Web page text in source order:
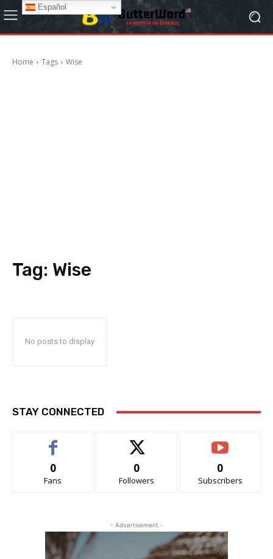
Home Tags Wise
Tag: Wise
No posts to display
STAY CONNECTED
0
Fans
0
Followers
0
Subscribers
- Advertisement -
Español